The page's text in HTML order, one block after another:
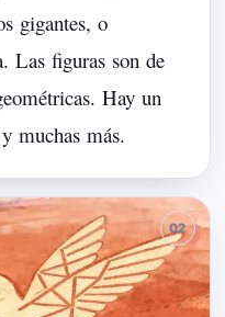
gigantes, o
Las figuras son de
Hay un
y muchas más.